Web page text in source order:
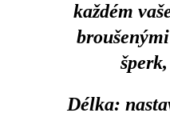
každém
Délka: